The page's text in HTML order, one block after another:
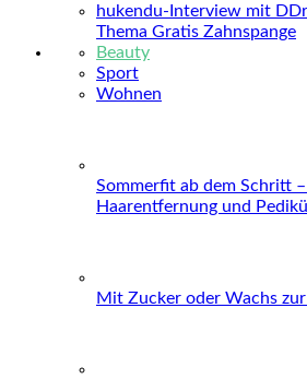
hukendu-Interview mit
Thema Gratis Zahnspange
Beauty
Sport
Wohnen
Sommerfit ab dem Schritt
Haarentfernung und
Mit Zucker oder Wachs